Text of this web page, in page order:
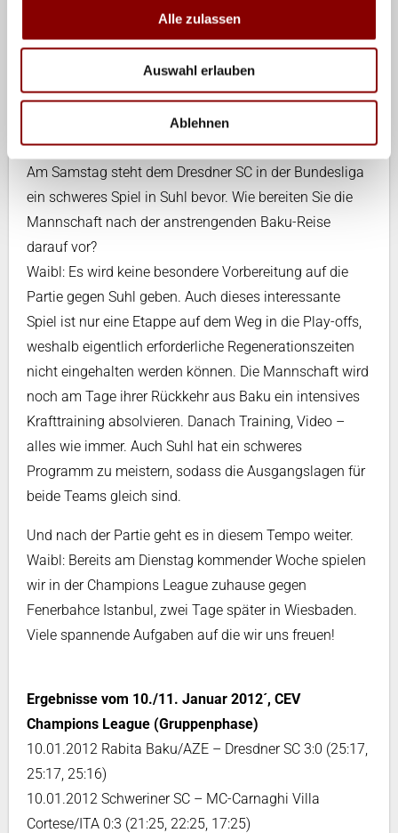
Alle zulassen
Auswahl erlauben
Ablehnen
da diese in unserer Vorrundengruppe spielen. Alles
Weitere kann man erst nach der Auslosung sagen.
Am Samstag steht dem Dresdner SC in der Bundesliga
ein schweres Spiel in Suhl bevor. Wie bereiten Sie die
Mannschaft nach der anstrengenden Baku-Reise
darauf vor?
Waibl: Es wird keine besondere Vorbereitung auf die
Partie gegen Suhl geben. Auch dieses interessante
Spiel ist nur eine Etappe auf dem Weg in die Play-offs,
weshalb eigentlich erforderliche Regenerationszeiten
nicht eingehalten werden können. Die Mannschaft wird
noch am Tage ihrer Rückkehr aus Baku ein intensives
Krafttraining absolvieren. Danach Training, Video –
alles wie immer. Auch Suhl hat ein schweres
Programm zu meistern, sodass die Ausgangslagen für
beide Teams gleich sind.
Und nach der Partie geht es in diesem Tempo weiter.
Waibl: Bereits am Dienstag kommender Woche spielen
wir in der Champions League zuhause gegen
Fenerbahce Istanbul, zwei Tage später in Wiesbaden.
Viele spannende Aufgaben auf die wir uns freuen!
Ergebnisse vom 10./11. Januar 2012´, CEV
Champions League (Gruppenphase)
10.01.2012 Rabita Baku/AZE – Dresdner SC 3:0 (25:17,
25:17, 25:16)
10.01.2012 Schweriner SC – MC-Carnaghi Villa
Cortese/ITA 0:3 (21:25, 22:25, 17:25)